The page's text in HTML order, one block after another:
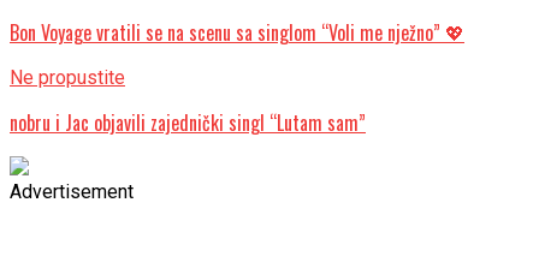
Bon Voyage vratili se na scenu sa singlom “Voli me nježno” 💖
Ne propustite
nobru i Jac objavili zajednički singl “Lutam sam”
Advertisement